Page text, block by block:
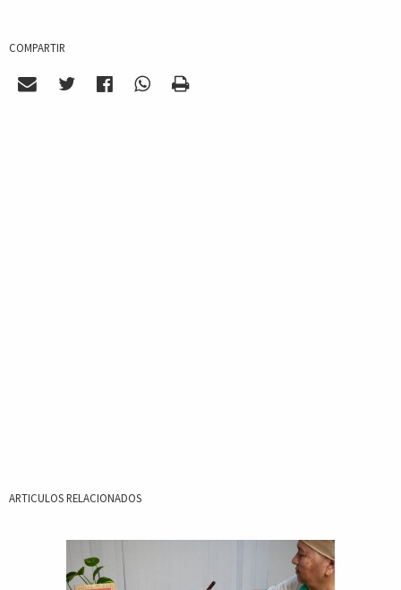
COMPARTIR
ARTICULOS RELACIONADOS